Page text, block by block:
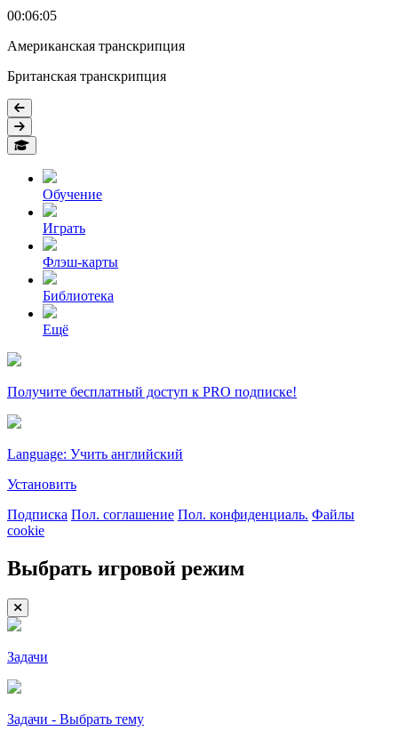
00:06:05
Американская транскрипция
Британская транскрипция
Обучение
Играть
Флэш-карты
Библиотека
Ещё
Получите бесплатный доступ к PRO подписке!
Language: Учить английский
Установить
Подписка Пол. соглашение Пол. конфиденциаль. Файлы
cookie
Выбрать игровой режим
Задачи
Задачи - Выбрать тему